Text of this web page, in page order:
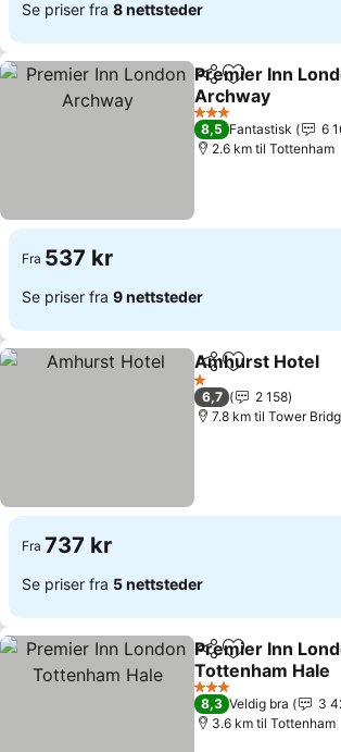
Se priser fra 8 nettsteder
Del Legg til i
Premier Inn
Archway
3 Stjerner
8,5 Fantastisk
6
2.6 km til Tottenham
Fra 537 kr
Se priser fra 9 nettsteder
Del Legg til i
Amhurst Hotel
1 Stjerner
6,7
2 158
7.8 km til Tower
Fra 737 kr
Se priser fra 5 nettsteder
Del Legg til i
Premier Inn
Tottenham Hale
3 Stjerner
8,3 Veldig bra
3
3.6 km til Tottenham